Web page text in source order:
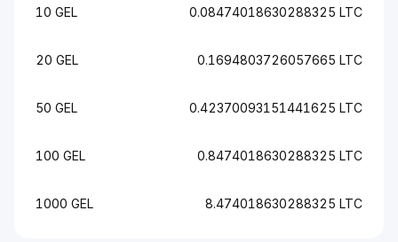
10 GEL 0.08474018630288325 LTC
20 GEL 0.1694803726057665 LTC
50 GEL 0.42370093151441625 LTC
100 GEL 0.8474018630288325 LTC
1000 GEL 8.474018630288325 LTC